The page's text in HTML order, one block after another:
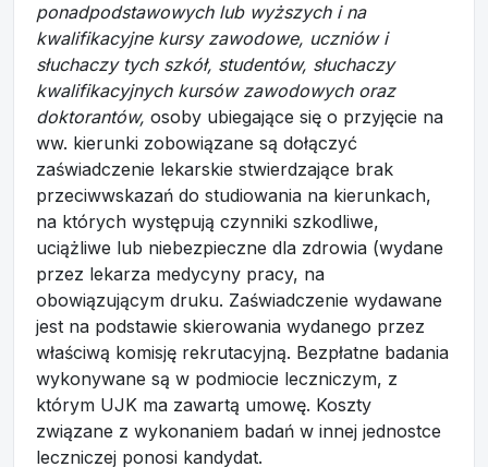
ponadpodstawowych lub wyższych i na
kwalifikacyjne kursy zawodowe, uczniów i
słuchaczy tych szkół, studentów, słuchaczy
kwalifikacyjnych kursów zawodowych oraz
doktorantów, osoby ubiegające się o przyjęcie na
ww. kierunki zobowiązane są dołączyć
zaświadczenie lekarskie stwierdzające brak
przeciwwskazań do studiowania na kierunkach,
na których występują czynniki szkodliwe,
uciążliwe lub niebezpieczne dla zdrowia (wydane
przez lekarza medycyny pracy, na
obowiązującym druku. Zaświadczenie wydawane
jest na podstawie skierowania wydanego przez
właściwą komisję rekrutacyjną. Bezpłatne badania
wykonywane są w podmiocie leczniczym, z
którym UJK ma zawartą umowę. Koszty
związane z wykonaniem badań w innej jednostce
leczniczej ponosi kandydat.